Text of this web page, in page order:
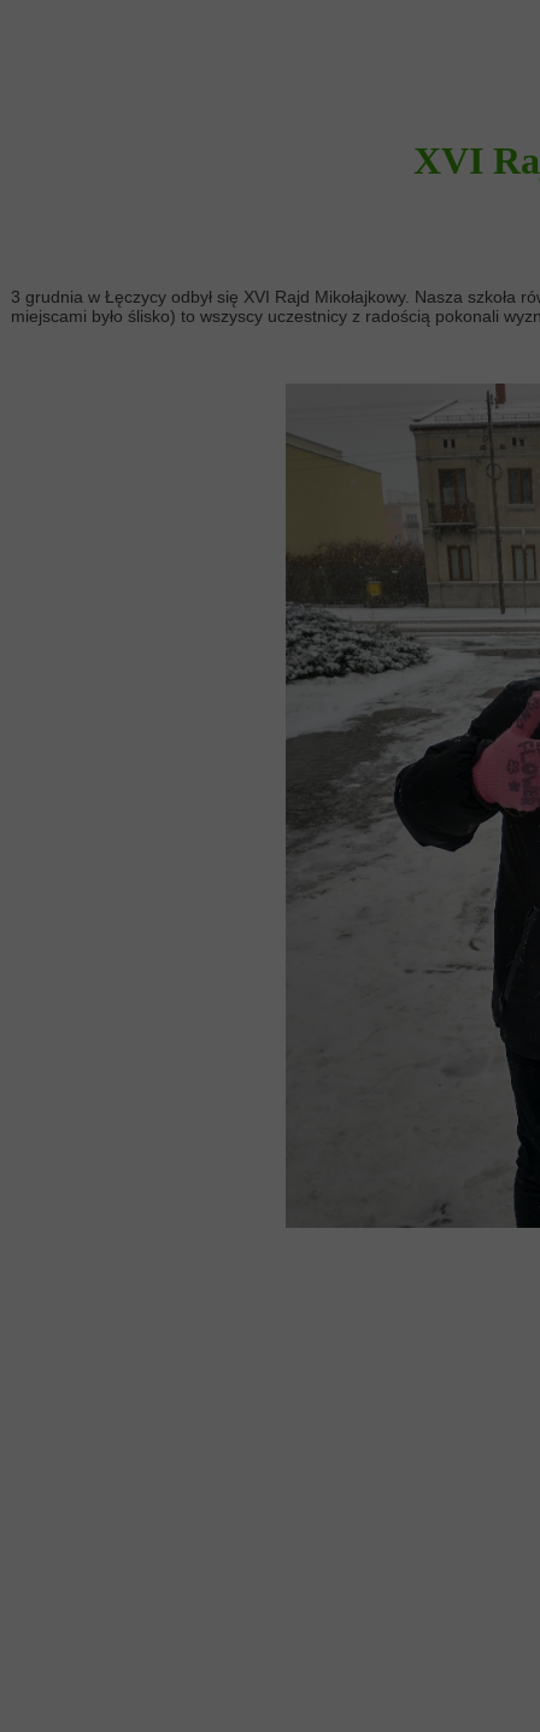
3 grudnia w Łęczycy odbył się XVI Rajd Mikołajkowy. Nasza szkoła
miejscami było ślisko) to wszyscy uczestnicy z radością pokonali
XVI